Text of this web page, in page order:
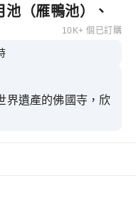
（雁鴨池）、
校村、海雲台藍
10K+ 個已訂購
界遺產的佛國寺，欣
最具代表性的石造如
，一窺韓國的文化遺